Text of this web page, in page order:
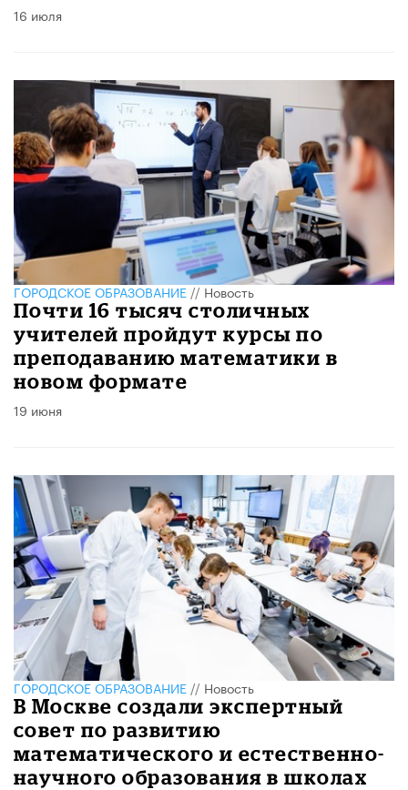
16 июля
ГОРОДСКОЕ ОБРАЗОВАНИЕ//Новость
Почти 16 тысяч столичных
учителей пройдут курсы по
преподаванию математики в
новом формате
19 июня
ГОРОДСКОЕ ОБРАЗОВАНИЕ // Новость
В Москве создали экспертный
совет по развитию
математического и естественно-
научного образования в школах